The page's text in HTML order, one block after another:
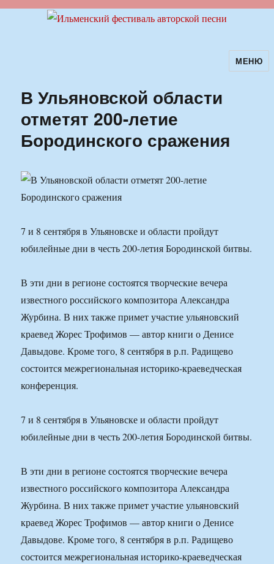
Ильменский фестиваль авторскойМЕНЮ
В Ульяновской области
отметят 200-летие
Бородинского сражения
7 и 8 сентября в Ульяновске и области пройдут
юбилейные дни в честь 200-летия Бородинской битвы.
В эти дни в регионе состоятся творческие вечера
известного российского композитора Александра
Журбина. В них также примет участие ульяновский
краевед Жорес Трофимов — автор книги о Денисе
Давыдове. Кроме того, 8 сентября в р.п. Радищево
состоится межрегиональная историко-краеведческая
конференция.
7 и 8 сентября в Ульяновске и области пройдут
юбилейные дни в честь 200-летия Бородинской битвы.
В эти дни в регионе состоятся творческие вечера
известного российского композитора Александра
Журбина. В них также примет участие ульяновский
краевед Жорес Трофимов — автор книги о Денисе
Давыдове. Кроме того, 8 сентября в р.п. Радищево
состоится межрегиональная историко-краеведческая